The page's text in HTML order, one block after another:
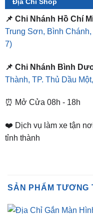
Trung Sơn, Bình Chánh,
7)
📌 Chi Nhánh Bình
⏰ Mở Cửa 08h - 18h
❤️ Dịch vụ làm xe tận